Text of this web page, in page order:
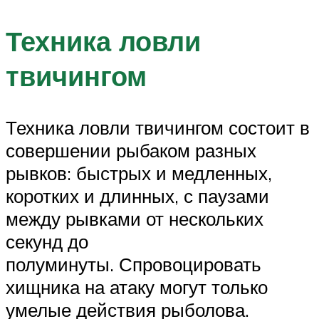
Техника ловли
твичингом
Техника ловли твичингом состоит в
совершении рыбаком разных
рывков: быстрых и медленных,
коротких и длинных, с паузами
между рывками от нескольких
секунд до
полуминуты. Спровоцировать
хищника на атаку могут только
умелые действия рыболова.